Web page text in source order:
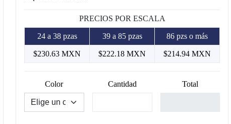
PRECIOS POR ESCALA
24 a 38 pzas 39 a 85 pzas 86 pzs o más
$230.63 MXN $222.18 MXN $214.94 MXN
Color Cantidad Total